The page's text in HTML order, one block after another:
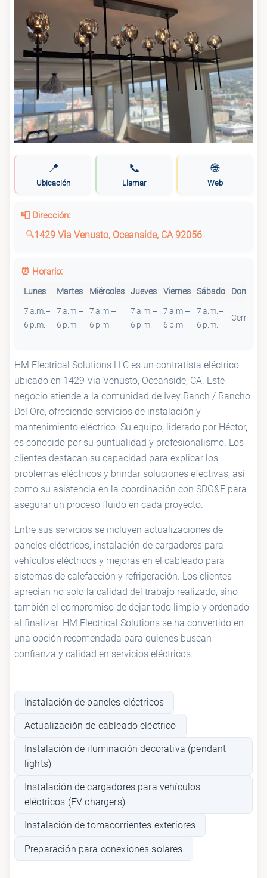
📍
Ubicación
📞
Llamar
🌐
Web
📮 Dirección:
1429 Via Venusto, Oceanside, CA 92056
⏰ Horario:
Lunes Martes Miércoles Jueves Viernes Sábado Domingo
7 a.m.–
6 p.m.
7 a.m.–
6 p.m.
7 a.m.–
6 p.m.
7 a.m.–
6 p.m.
7 a.m.–
6 p.m.
7 a.m.–
6 p.m.
Cerrado
HM Electrical Solutions LLC es un contratista eléctrico
ubicado en 1429 Via Venusto, Oceanside, CA. Este
negocio atiende a la comunidad de Ivey Ranch / Rancho
Del Oro, ofreciendo servicios de instalación y
mantenimiento eléctrico. Su equipo, liderado por Héctor,
es conocido por su puntualidad y profesionalismo. Los
clientes destacan su capacidad para explicar los
problemas eléctricos y brindar soluciones efectivas, así
como su asistencia en la coordinación con SDG&E para
asegurar un proceso fluido en cada proyecto.
Entre sus servicios se incluyen actualizaciones de
paneles eléctricos, instalación de cargadores para
vehículos eléctricos y mejoras en el cableado para
sistemas de calefacción y refrigeración. Los clientes
aprecian no solo la calidad del trabajo realizado, sino
también el compromiso de dejar todo limpio y ordenado
al finalizar. HM Electrical Solutions se ha convertido en
una opción recomendada para quienes buscan
confianza y calidad en servicios eléctricos.
Instalación de paneles eléctricos
Actualización de cableado eléctrico
Instalación de iluminación decorativa (pendant
lights)
Instalación de cargadores para vehículos
eléctricos (EV chargers)
Instalación de tomacorrientes exteriores
Preparación para conexiones solares